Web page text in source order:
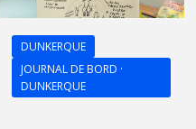
DUNKERQUE
JOURNAL DE BORD ·
DUNKERQUE